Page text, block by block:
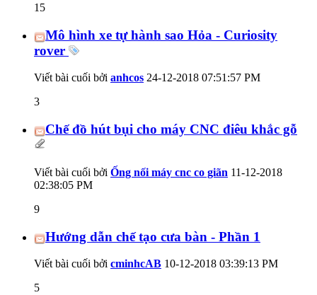
15
Mô hình xe tự hành sao Hỏa - Curiosity
rover
Viết bài cuối bởi anhcos 24-12-2018 07:51:57 PM
3
Chế đồ hút bụi cho máy CNC điêu khắc gỗ
Viết bài cuối bởi Ống nối máy cnc co giãn 11-12-2018
02:38:05 PM
9
Hướng dẫn chế tạo cưa bàn - Phần 1
Viết bài cuối bởi cminhcAB 10-12-2018 03:39:13 PM
5